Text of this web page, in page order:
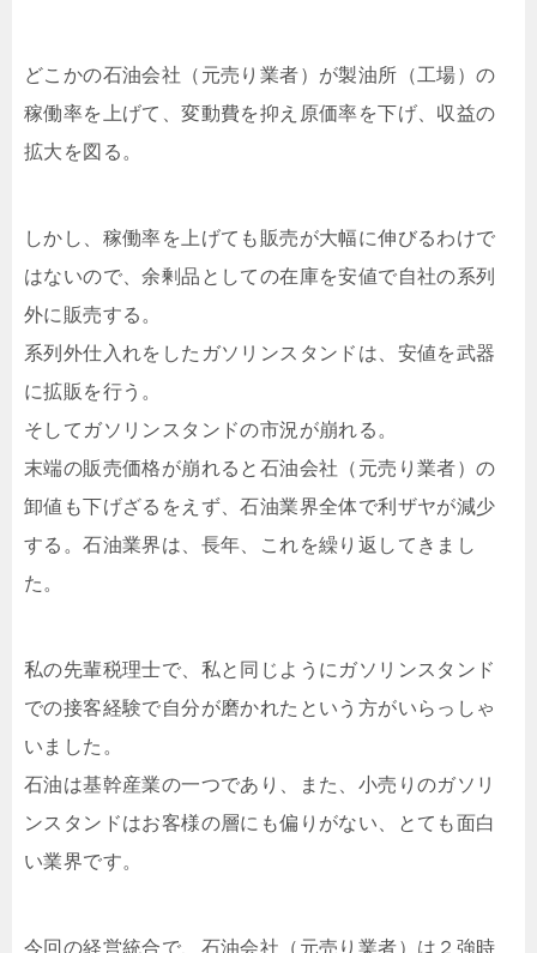
どこかの石油会社（元売り業者）が製油所（工場）の
稼働率を上げて、変動費を抑え原価率を下げ、収益の
拡大を図る。
しかし、稼働率を上げても販売が大幅に伸びるわけで
はないので、余剰品としての在庫を安値で自社の系列
外に販売する。
系列外仕入れをしたガソリンスタンドは、安値を武器
に拡販を行う。
そしてガソリンスタンドの市況が崩れる。
末端の販売価格が崩れると石油会社（元売り業者）の
卸値も下げざるをえず、石油業界全体で利ザヤが減少
する。石油業界は、長年、これを繰り返してきまし
た。
私の先輩税理士で、私と同じようにガソリンスタンド
での接客経験で自分が磨かれたという方がいらっしゃ
いました。
石油は基幹産業の一つであり、また、小売りのガソリ
ンスタンドはお客様の層にも偏りがない、とても面白
い業界です。
今回の経営統合で、石油会社（元売り業者）は２強時